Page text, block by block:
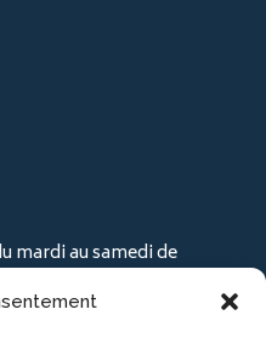
mardi au samedi de